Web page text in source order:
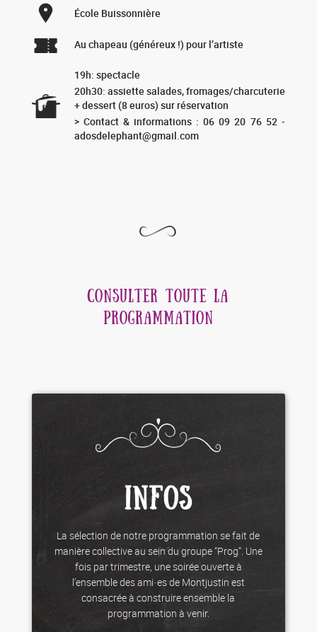
École Buissonnière
Au chapeau (généreux !) pour l’artiste
19h: spectacle
20h30: assiette salades, fromages/charcuterie
+ dessert (8 euros) sur réservation
> Contact & informations : 06 09 20 76 52 -
adosdelephant@gmail.com
CONSULTER TOUTE LA
PROGRAMMATION
INFOS
La sélection de notre programmation se fait de
manière collective au sein du groupe “Prog”. Une
fois par trimestre, une soirée ouverte à
l’ensemble des ami·es de Montjustin est
consacrée à construire ensemble la
programmation à venir.